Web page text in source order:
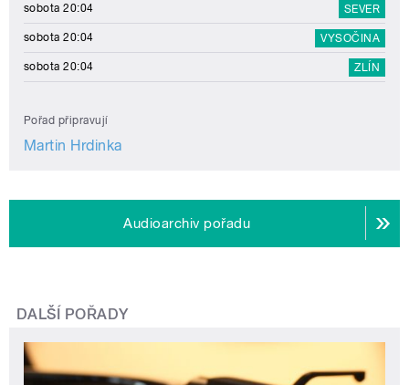
sobota 20:04 SEVER
sobota 20:04 VYSOČINA
sobota 20:04 ZLÍN
Pořad připravují
Martin Hrdinka
Audioarchiv pořadu
DALŠÍ POŘADY